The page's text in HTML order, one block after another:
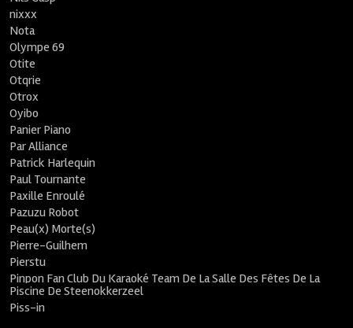
nixxx
Nota
Olympe 69
Otite
Otqrie
Otrox
Oyibo
Panier Piano
Par Alliance
Patrick Harlequin
Paul Tournante
Paxille Enroulé
Pazuzu Robot
Peau(x) Morte(s)
Pierre-Guilhem
Pierstu
Pinpon Fan Club Du Karaoké Team De La Salle Des Fêtes De La
Piscine De Steenokkerzeel
Piss-in